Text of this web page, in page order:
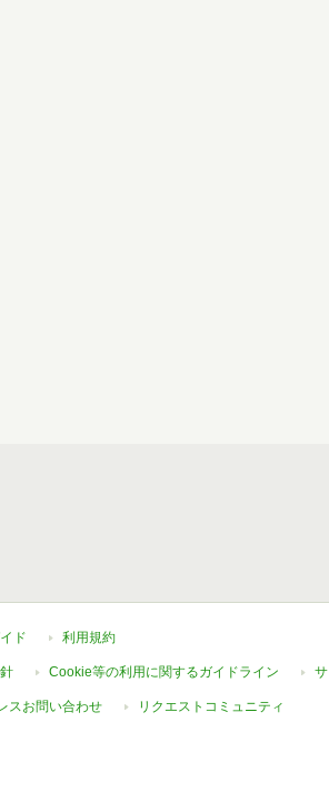
ド 利用規約
Cookie等の利用に関するガイドライン
スお問い合わせ リクエストコミュニティ